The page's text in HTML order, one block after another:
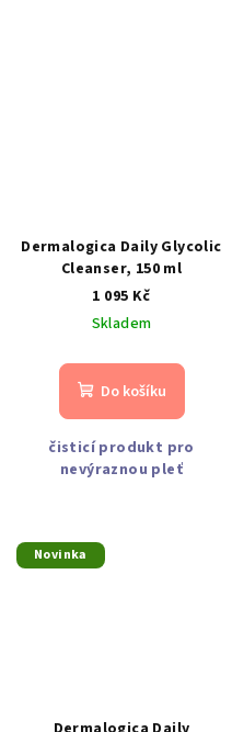
Dermalogica Daily Glycolic
Cleanser, 150 ml
1 095 Kč
Skladem
Do košíku
čisticí produkt pro
nevýraznou pleť
Novinka